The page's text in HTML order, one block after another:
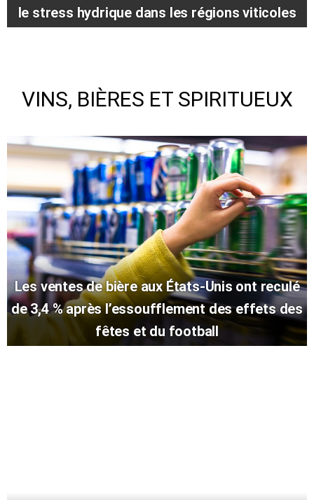
le stress hydrique dans les régions viticoles
VINS, BIÈRES ET SPIRITUEUX
Les ventes de bière aux États-Unis ont reculé
de 3,4 % après l’essoufflement des effets des
fêtes et du football